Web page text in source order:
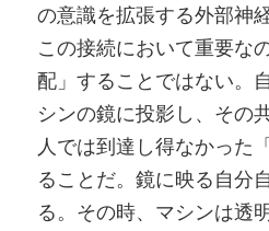
の意識を拡張する外部神
この接続において重要な
配」することではない。
シンの鏡に投影し、その
人では到達し得なかった
ることだ。鏡に映る自分
る。その時、マシンは透